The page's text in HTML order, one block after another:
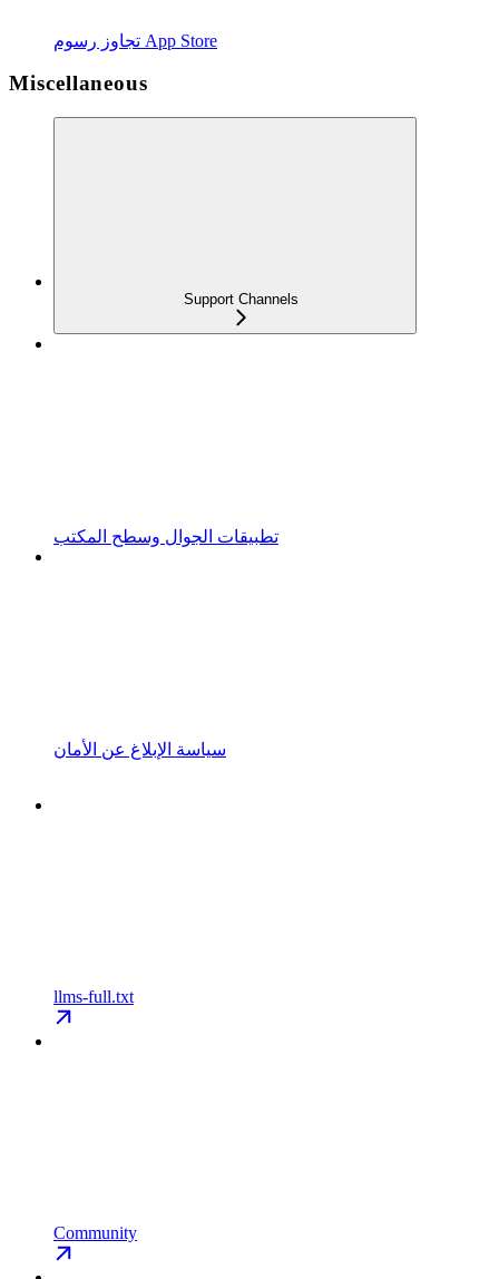
تجاوز رسوم App Store
Miscellaneous
Support Channels
تطبيقات الجوال وسطح المكتب
سياسة الإبلاغ عن الأمان
llms-full.txt
Community